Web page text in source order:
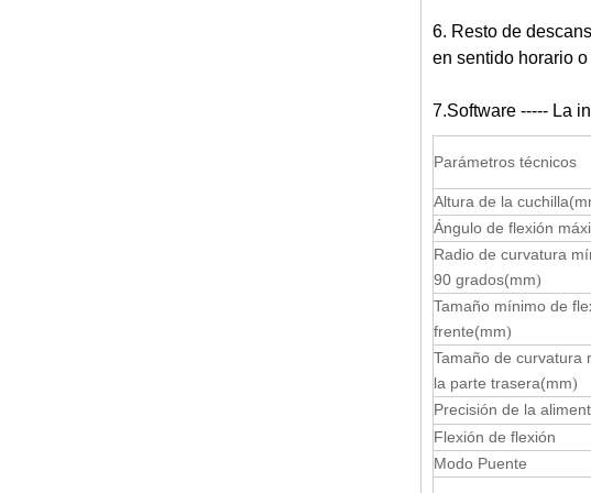
6. Resto de
en sentido horario
7.Software ----- La
Parámetros técnicos
Altura de la cuchilla
Ángulo de flexión
Radio de curvatura
90 grados(mm)
Tamaño mínimo de
frente(mm)
Tamaño de curvatura
la parte trasera(mm)
Precisión de la
Flexión de flexión
Modo Puente